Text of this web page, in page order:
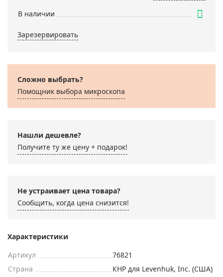
В наличии
Зарезервировать
Сложно выбрать?
Помощник выбора микроскoпа
Нашли дешевле?
Получите ту же цену + подарок!
Не устраивает цена товара?
Сообщить, когда цена снизится!
Характеристики
Артикул
76821
Страна
КНР для Levenhuk, Inc. (США)